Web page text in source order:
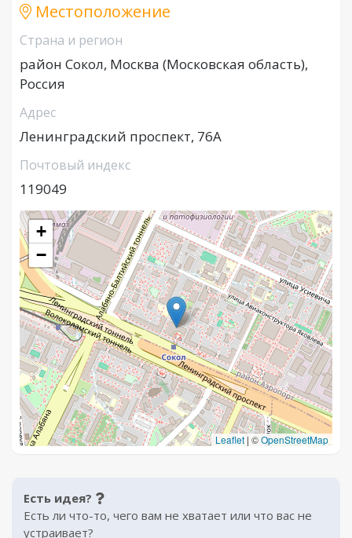
Местоположение
Страна и регион
район Сокол, Москва (Московская область),
Россия
Адрес
Ленинградский проспект, 76А
Почтовый индекс
119049
+
−
Leaflet | ©OpenStreetMap
Есть идея?
Есть ли что-то, чего вам не хватает или что вас не
устраивает?